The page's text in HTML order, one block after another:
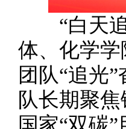
“白天追
体、化学
团队“追光
队长期聚
国家“双碳